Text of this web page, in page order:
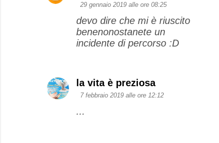
29 gennaio 2019 alle ore 08:25
devo dire che mi è riuscito
benenonostanete un
incidente di percorso :D
la vita è preziosa
7 febbraio 2019 alle ore 12:12
...